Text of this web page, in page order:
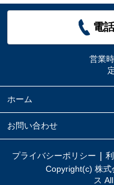
電
営業
ホーム
お問い合わせ
プライバシーポリシー
Copyright(c) 株式
ス